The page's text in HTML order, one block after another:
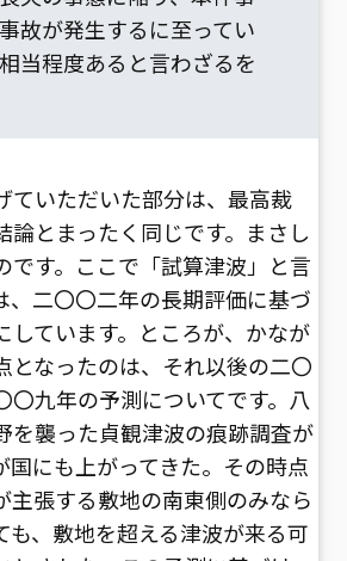
故が発生するに至ってい
当程度あると言わざるを
いただいた部分は、最高裁
論とまったく同じです。まさし
です。ここで「試算津波」と言
、二〇〇二年の長期評価に基づ
しています。ところが、かなが
となったのは、それ以後の二〇
〇九年の予測についてです。八
を襲った貞観津波の痕跡調査が
国にも上がってきた。その時点
主張する敷地の南東側のみなら
も、敷地を超える津波が来る可